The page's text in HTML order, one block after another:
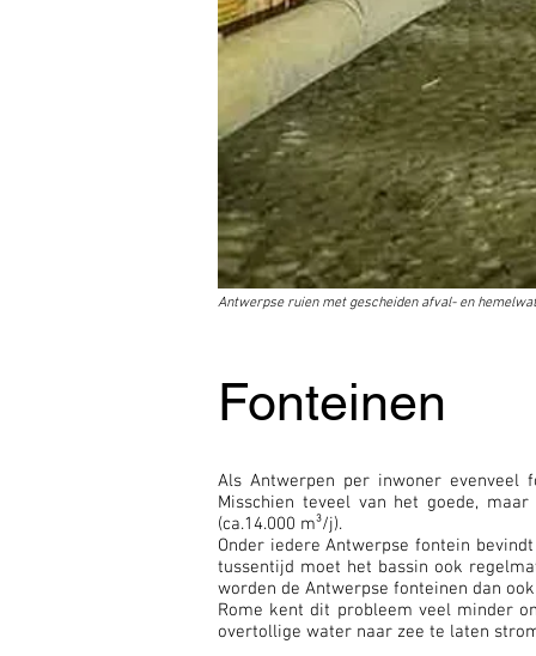
Antwerpse ruien met gescheiden afval- en
Fonteinen
Als Antwerpen per inwoner
Misschien teveel van het goede,
(ca.14.000 m³/j).
Onder iedere Antwerpse fontein
tussentijd moet het bassin ook
worden de Antwerpse fonteinen dan
Rome kent dit probleem veel minder
overtollige water naar zee te laten